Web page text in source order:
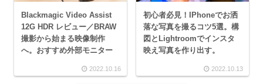
Blackmagic Video Assist
12G HDR レビュー／BRAW
撮影から始まる映像制作
へ。おすすめ外部モニター
2022.10.16
初心者必見！IPhoneでお洒
落な写真を撮るコツ5選。構
図とLightroomでインスタ
映え写真を作り出す。
2022.10.13